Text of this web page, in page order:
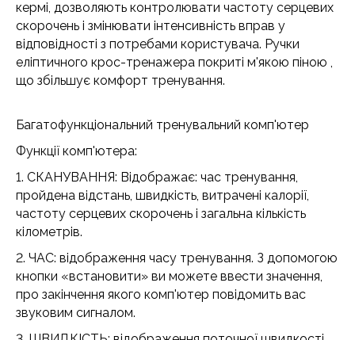
кермі, дозволяють контролювати частоту серцевих
скорочень і змінювати інтенсивність вправ у
відповідності з потребами користувача. Ручки
еліптичного крос-тренажера покриті м'якою піною ,
що збільшує комфорт тренування.
Багатофункціональний тренувальний комп'ютер
Функції комп'ютера:
1. СКАНУВАННЯ: Відображає: час тренування,
пройдена відстань, швидкість, витрачені калорії,
частоту серцевих скорочень і загальна кількість
кілометрів.
2. ЧАС: відображення часу тренування. З допомогою
кнопки «встановити» ви можете ввести значення,
про закінчення якого комп'ютер повідомить вас
звуковим сигналом.